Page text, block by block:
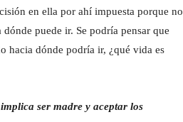
en ella por ahí impuesta porque no
puede ir. Se podría pensar que
hacia dónde podría ir, ¿qué vida es
ser madre y aceptar los